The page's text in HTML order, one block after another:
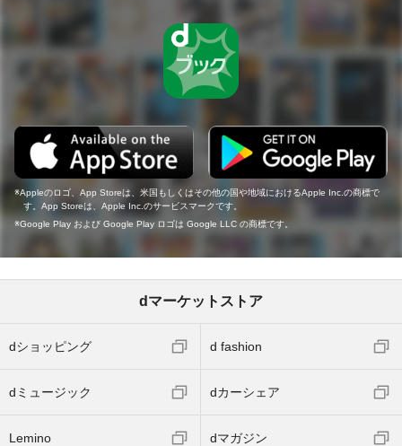
Appleのロゴ、App Storeは、米国もしくはその他の国や地域におけるApple Inc.の商標で
す。App Storeは、Apple Inc.のサービスマークです。
Google Play および Google Play ロゴは Google LLC の商標です。
dマーケットストア
dショッピング d fashion
dミュージック dカーシェア
Lemino dマガジン